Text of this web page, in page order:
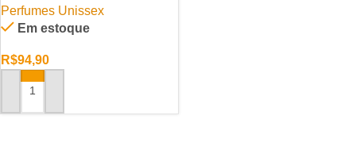
Perfumes Unissex
Em estoque
R$94,90
ADICIONAR AO CARRINHO